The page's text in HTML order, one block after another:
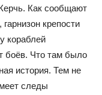
Как сообщают
крепости
кораблей
боёв. Что там было
история. Тем не
следы